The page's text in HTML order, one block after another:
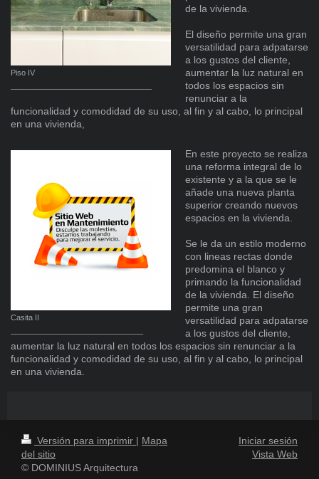
Piso IV
de la vivienda.
El diseño permite una gran
versatilidad para adpatarse
a los gustos del cliente,
aumentar la luz natural en
todos los espacios sin
renunciar a la
funcionalidad y comodidad de su uso, al fin y al cabo, lo principal
en una vivienda,
Casita II
En este proyecto se realiza
una reforma integral de lo
existente y a la que se le
añade una nueva planta
superior creando nuevos
espacios en la vivienda.
Se le da un estilo moderno
con lineas rectas donde
predomina el blanco y
primando la funcionalidad
de la vivienda. El diseño
permite una gran
versatilidad para adpatarse
a los gustos del cliente,
aumentar la luz natural en todos los espacios sin renunciar a la
funcionalidad y comodidad de su uso, al fin y al cabo, lo principal
en una vivienda.
Versión para imprimir | Mapa
del sitio
© DOMINIUS Arquitectura
Iniciar sesión
Vista Web